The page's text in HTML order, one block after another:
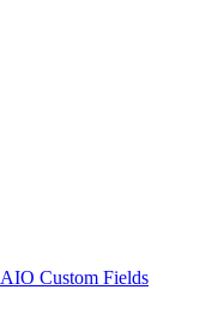
AIO Custom Fields